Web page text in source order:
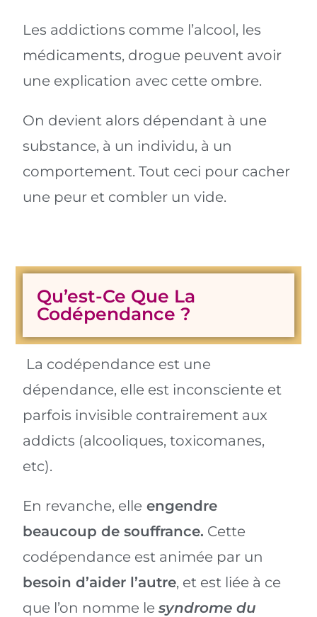
Les addictions comme l’alcool, les
médicaments, drogue peuvent avoir
une explication avec cette ombre.
On devient alors dépendant à une
substance, à un individu, à un
comportement. Tout ceci pour cacher
une peur et combler un vide.
Qu’est-Ce Que La
Codépendance ?
La codépendance est une
dépendance, elle est inconsciente et
parfois invisible contrairement aux
addicts (alcooliques, toxicomanes,
etc).
En revanche, elle engendre
beaucoup de souffrance. Cette
codépendance est animée par un
besoin d’aider l’autre, et est liée à ce
que l’on nomme lesyndrome du